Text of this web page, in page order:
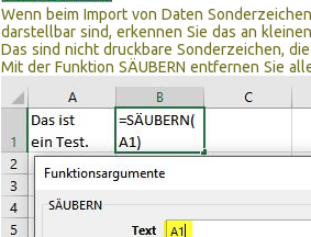
Wenn beim Import von Daten
darstellbar sind, erkennen Sie das an
Das sind nicht druckbare Sonderzeichen,
Mit der Funktion SÄUBERN entfernen Sie